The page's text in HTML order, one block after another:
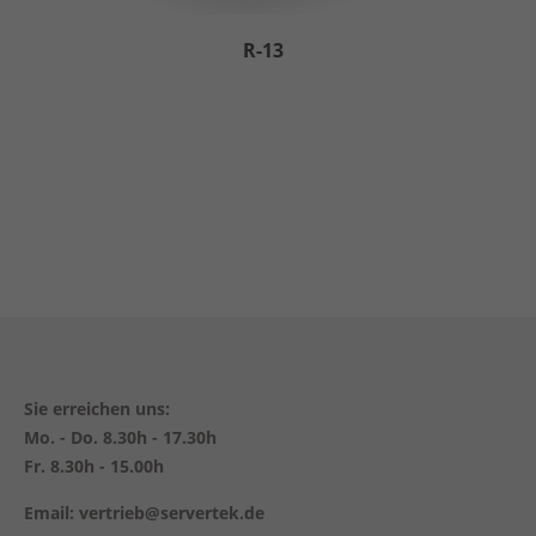
R-13
Sie erreichen uns:
Mo. - Do. 8.30h - 17.30h
Fr. 8.30h - 15.00h
Email: vertrieb@servertek.de